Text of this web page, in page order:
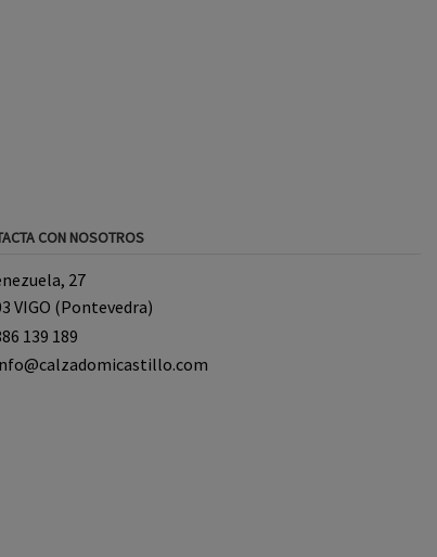
CON NOSOTROS
27
VIGO (Pontevedra)
139 189